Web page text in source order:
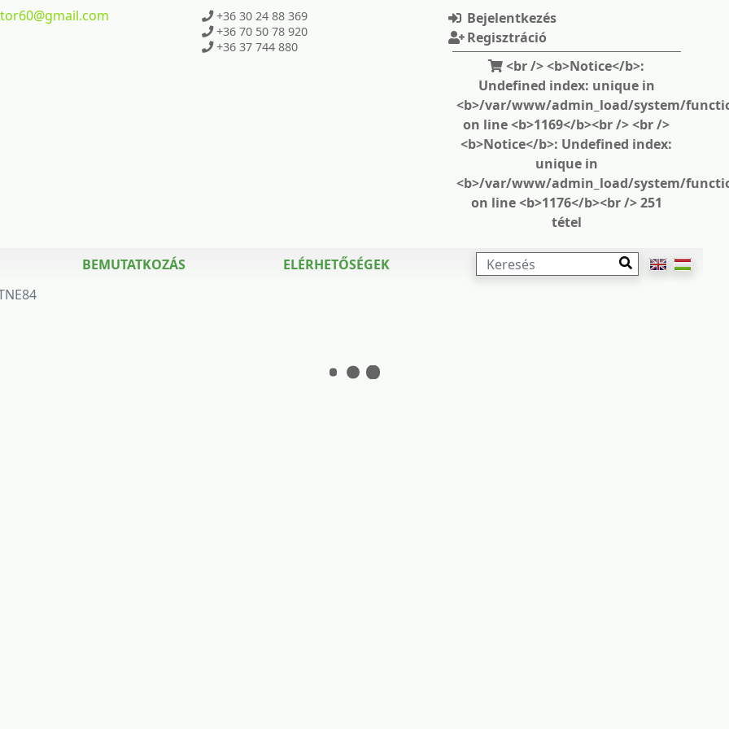
@gmail.com
+36 30 24 88 369
+36 70 50 78 920
+36 37 744 880
Bejelentkezés
Regisztráció
<br /> <b>Notice</b>:
Undefined index: unique in
<b>/var/www/admin_load/system/
on line <b>1169</b><br /> <br />
<b>Notice</b>: Undefined index:
unique in
<b>/var/www/admin_load/system/
on line <b>1176</b><br /> 251
tétel
BEMUTATKOZÁS ELÉRHETŐSÉGEK
KERESÉS